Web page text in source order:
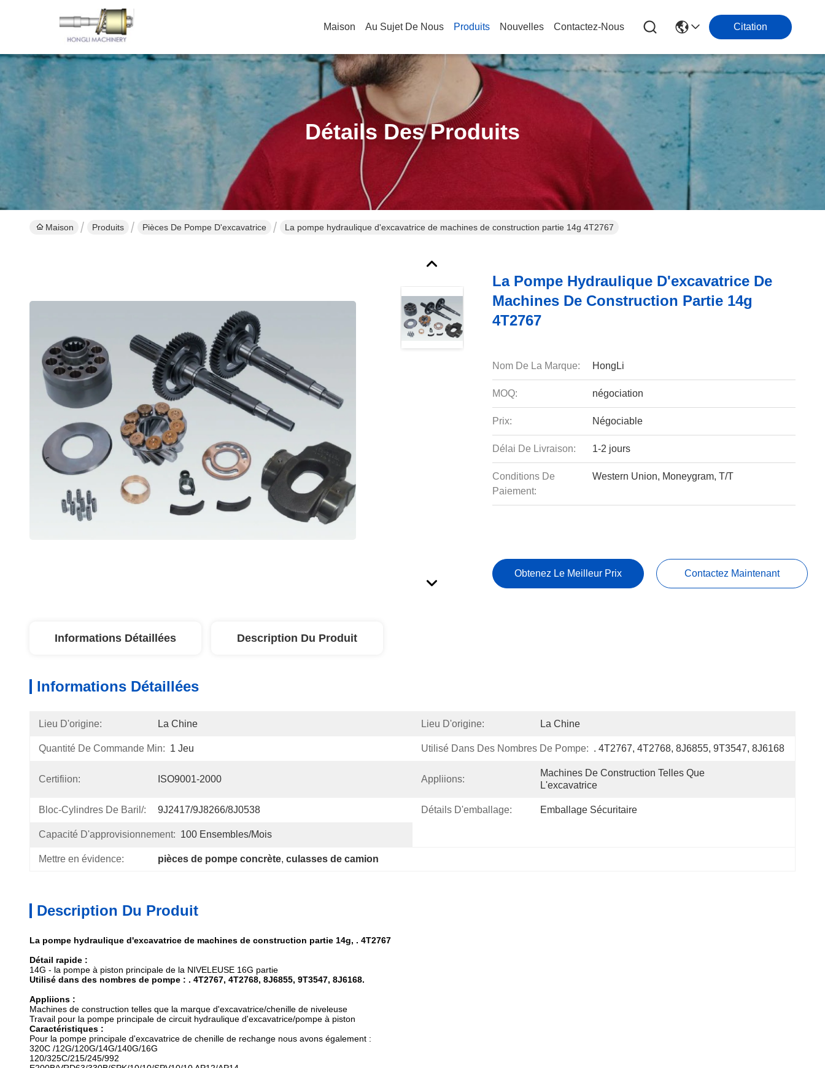
Maison Au Sujet De Nous Produits Nouvelles Contactez-Nous Citation
Détails Des Produits
Maison Produits Pièces De Pompe D'excavatrice La pompe hydraulique d'excavatrice de machines de construction partie 14g 4T2767
La Pompe Hydraulique D'excavatrice De
Machines De Construction Partie 14g
4T2767
Nom De La Marque: HongLi
MOQ: négociation
Prix: Négociable
Délai De Livraison: 1-2 jours
Conditions De
Paiement:
Western Union, Moneygram, T/T
Obtenez Le Meilleur Prix Contactez Maintenant
Informations Détaillées Description Du Produit
Informations Détaillées
Lieu D'origine: La Chine Lieu D'origine: La Chine
Quantité De Commande Min: 1 Jeu Utilisé Dans Des Nombres De Pompe: . 4T2767, 4T2768, 8J6855, 9T3547, 8J6168
Certifiion: ISO9001-2000 Appliions:
Machines De Construction Telles Que
L'excavatrice
Bloc-Cylindres De Baril/: 9J2417/9J8266/8J0538 Détails D'emballage: Emballage Sécuritaire
Capacité D'approvisionnement: 100 Ensembles/mois
Mettre en évidence: pièces de pompe concrète, culasses de camion
Description Du Produit
La pompe hydraulique d'excavatrice de machines de construction partie 14g, . 4T2767
Détail rapide :
14G - la pompe à piston principale de la NIVELEUSE 16G partie
Utilisé dans des nombres de pompe : . 4T2767, 4T2768, 8J6855, 9T3547, 8J6168.
Appliions :
Machines de construction telles que la marque d'excavatrice/chenille de niveleuse
Travail pour la pompe principale de circuit hydraulique d'excavatrice/pompe à piston
Caractéristiques :
Pour la pompe principale d'excavatrice de chenille de rechange nous avons également :
320C /12G/120G/14G/140G/16G
120/325C/215/245/992